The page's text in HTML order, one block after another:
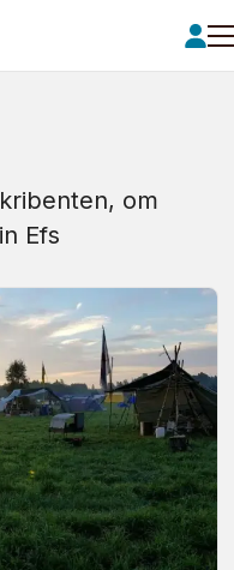
om
Efs